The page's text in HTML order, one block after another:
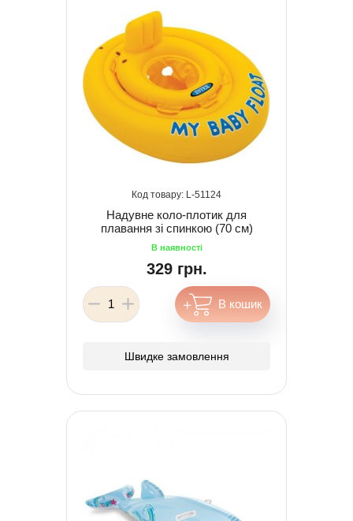
51124
Надувне коло-плотик для
плавання зі спинкою (70 см)
329 грн.
Швидке замовлення